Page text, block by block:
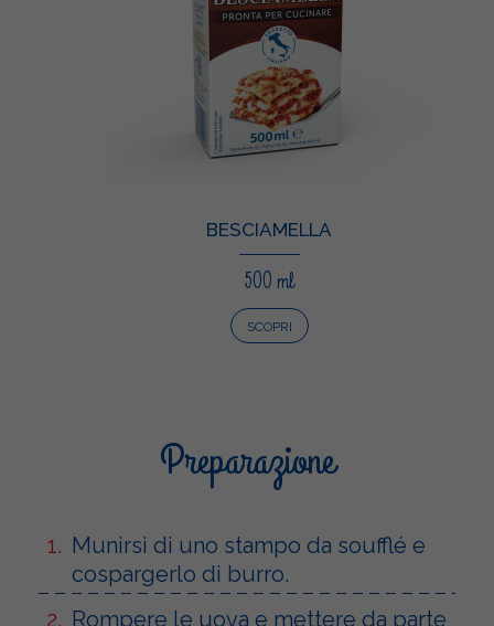
BESCIAMELLA
500 ml
SCOPRI
Preparazione
Munirsi di uno stampo da soufflé e
cospargerlo di burro.
Rompere le uova e mettere da parte